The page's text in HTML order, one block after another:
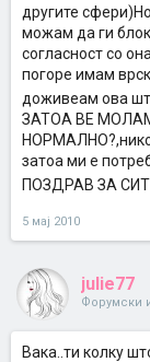
другите
можам да ги
согласност со
погоре имам
доживеам ова
ЗАТОА ВЕ
затоа ми е
ПОЗДРАВ ЗА
5 мај 2010
julie77
Форумски
Вака..ти колку